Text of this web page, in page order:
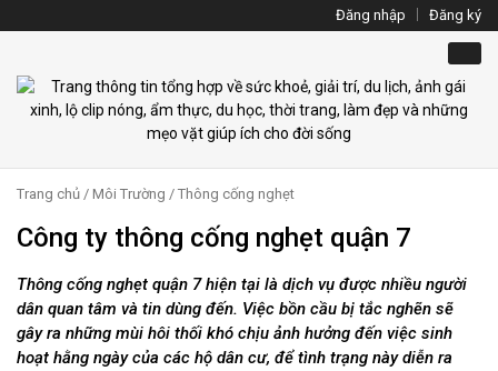
Đăng nhập Đăng ký
Trang chủ / Môi Trường / Thông cống nghẹt
Công ty thông cống nghẹt quận 7
Thông cống nghẹt quận 7 hiện tại là dịch vụ được nhiều người
dân quan tâm và tin dùng đến. Việc bồn cầu bị tắc nghẽn sẽ
gây ra những mùi hôi thối khó chịu ảnh hưởng đến việc sinh
hoạt hằng ngày của các hộ dân cư, để tình trạng này diễn ra